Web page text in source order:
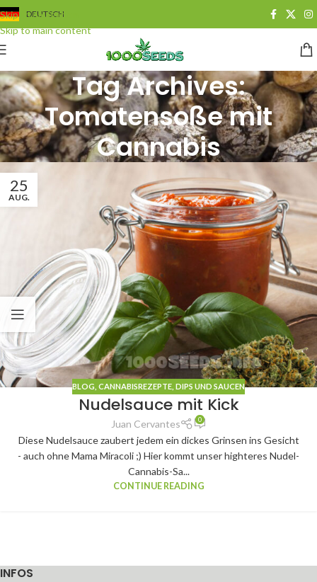
Skip to navigation
Skip to main content
DEUTSCH
Tag Archives:
Tomatensoße mit
Cannabis
25
AUG.
BLOG CANNABISREZEPTE DIPS UND SAUCEN
Nudelsauce mit Kick
Juan Cervantes 0
Diese Nudelsauce zaubert jedem ein dickes Grinsen ins Gesicht
- auch ohne Mama Miracoli ;) Hier kommt unser highteres Nudel-
Cannabis-Sa...
CONTINUE READING
INFOS